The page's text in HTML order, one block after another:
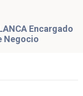
Encargado
Negocio